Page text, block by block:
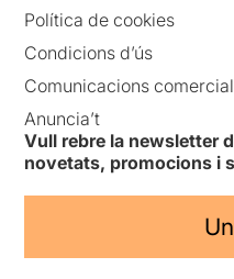
Política de cookies
Condicions d’ús
Comunicacions
Anuncia’t
Vull rebre la newsletter
novetats, promocions i